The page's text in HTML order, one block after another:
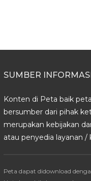
SUMBER
Konten di Peta baik
bersumber dari pihak
merupakan kebijakan
atau penyedia layanan /
Peta dapat didownload